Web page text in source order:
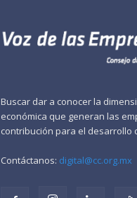
Buscar dar a conocer la
económica que generan las
contribución para el desarrollo
Contáctanos: digital@cc.org.mx